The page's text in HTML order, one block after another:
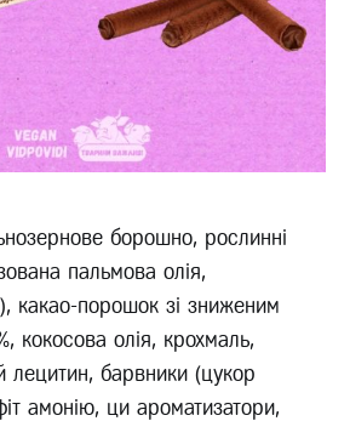
борошно, рослинні
пальмова олія,
какао-порошок зі зниженим
кокосова олія, крохмаль,
лецитин, барвники (цукор
амонію, ци ароматизатори,